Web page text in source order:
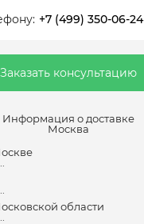
+7 (499) 350-06-24
Заказать консультацию
Информация о доставке
Москва
области